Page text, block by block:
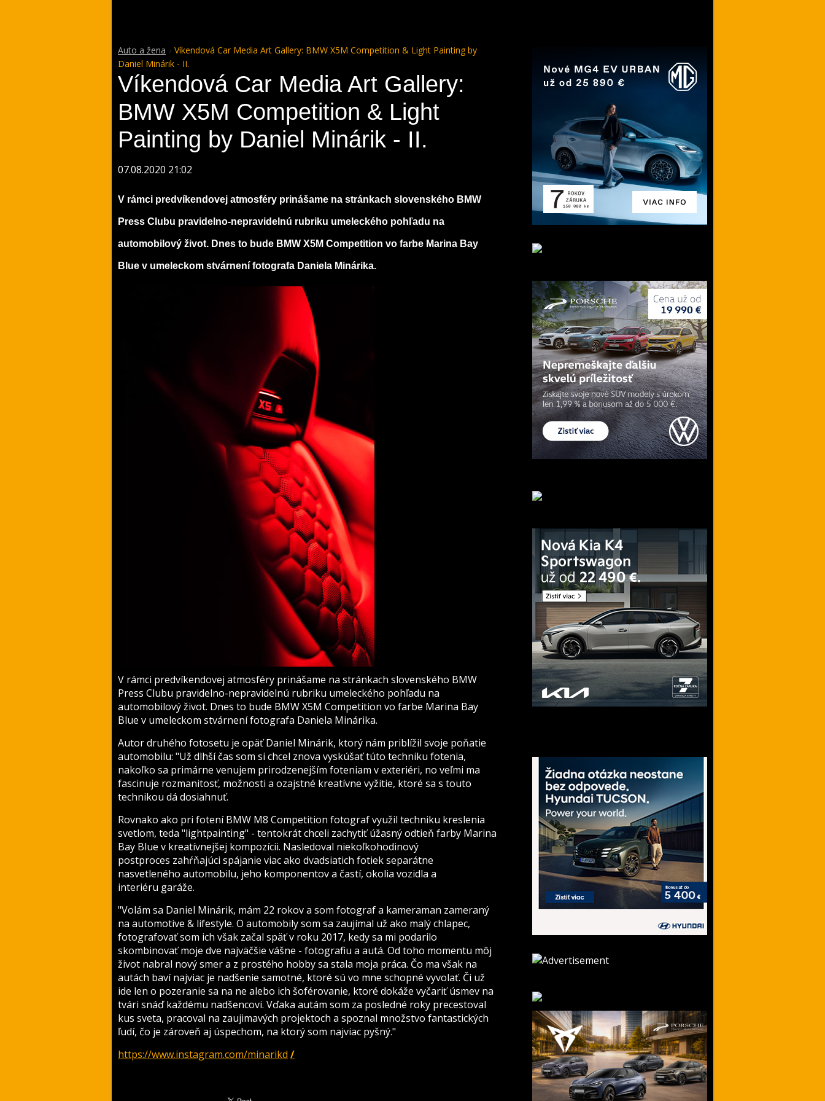
Auto a žena
Víkendová Car Media Art Gallery: BMW X5M Competition & Light Painting by
Daniel Minárik - II.
Víkendová Car Media Art Gallery:
BMW X5M Competition & Light
Painting by Daniel Minárik - II.
07.08.2020 21:02
V rámci predvíkendovej atmosféry prinášame na stránkach slovenského BMW
Press Clubu pravidelno-nepravidelnú rubriku umeleckého pohľadu na
automobilový život. Dnes to bude BMW X5M Competition vo farbe Marina Bay
Blue v umeleckom stvárnení fotografa Daniela Minárika.
V rámci predvíkendovej atmosféry prinášame na stránkach slovenského BMW
Press Clubu pravidelno-nepravidelnú rubriku umeleckého pohľadu na
automobilový život. Dnes to bude BMW X5M Competition vo farbe Marina Bay
Blue v umeleckom stvárnení fotografa Daniela Minárika.
Autor druhého fotosetu je opäť Daniel Minárik, ktorý nám priblížil svoje poňatie
automobilu: "Už dlhší čas som si chcel znova vyskúšať túto techniku fotenia,
nakoľko sa primárne venujem prirodzenejším foteniam v exteriéri, no veľmi ma
fascinuje rozmanitosť, možnosti a ozajstné kreatívne vyžitie, ktoré sa s touto
technikou dá dosiahnuť.
Rovnako ako pri fotení BMW M8 Competition fotograf využil techniku kreslenia
svetlom, teda "lightpainting" - tentokrát chceli zachytiť úžasný odtieň farby Marina
Bay Blue v kreatívnejšej kompozícii. Nasledoval niekoľkohodinový
postproces zahŕňajúci spájanie viac ako dvadsiatich fotiek separátne
nasvetleného automobilu, jeho komponentov a častí, okolia vozidla a
interiéru garáže.
"Volám sa Daniel Minárik, mám 22 rokov a som fotograf a kameraman zameraný
na automotive & lifestyle. O automobily som sa zaujímal už ako malý chlapec,
fotografovať som ich však začal späť v roku 2017, kedy sa mi podarilo
skombinovať moje dve najväčšie vášne - fotografiu a autá. Od toho momentu môj
život nabral nový smer a z prostého hobby sa stala moja práca. Čo ma však na
autách baví najviac je nadšenie samotné, ktoré sú vo mne schopné vyvolať. Či už
ide len o pozeranie sa na ne alebo ich šoférovanie, ktoré dokáže vyčariť úsmev na
tvári snáď každému nadšencovi. Vďaka autám som za posledné roky precestoval
kus sveta, pracoval na zaujimavých projektoch a spoznal množstvo fantastických
ľudí, čo je zároveň aj úspechom, na ktorý som najviac pyšný."
https://www.instagram.com/minarikd /